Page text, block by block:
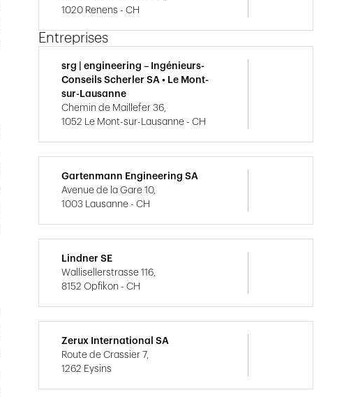
1020 Renens - CH
Entreprises
srg | engineering – Ingénieurs-
Conseils Scherler SA • Le Mont-
sur-Lausanne
Chemin de Maillefer 36,
1052 Le Mont-sur-Lausanne - CH
Gartenmann Engineering SA
Avenue de la Gare 10,
1003 Lausanne - CH
Lindner SE
Wallisellerstrasse 116,
8152 Opfikon - CH
Zerux International SA
Route de Crassier 7,
1262 Eysins